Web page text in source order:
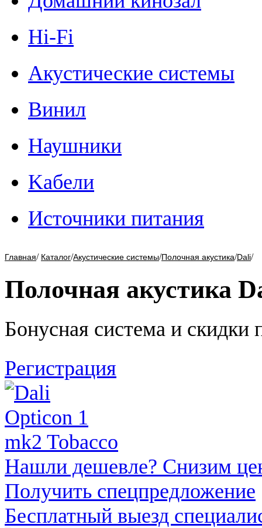
Hi-Fi
Акустические системы
Винил
Наушники
Kабели
Источники питания
Главная/ Каталог/Акустические системы/Полочная акустика/Dali/
Полочная акустика
Бонусная система и скидки
Регистрация
Нашли дешевле? Снизим
Получить спецпредложение
Бесплатный выезд